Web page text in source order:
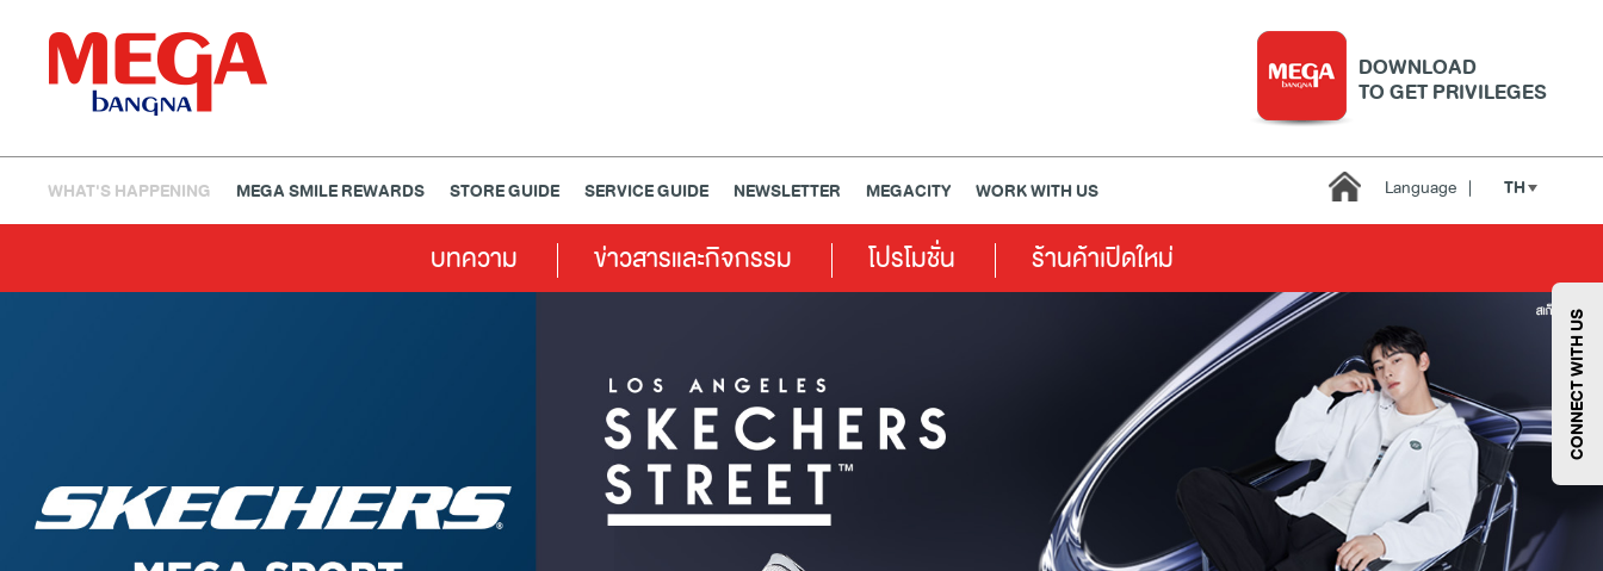
DOWNLOAD
TO GET PRIVILEGES
WHAT'S HAPPENING MEGA SMILE REWARDS STORE GUIDE SERVICE GUIDE NEWSLETTER MEGACITY WORK WITH US Language | TH
ธนาคาร ร้านอาหาร เอ็นเตอร์เทนเม้นท์ แฟชั่น เครื่องประดับ การตกแต่งบ้าน แม่และเด็ก ไลฟ์สไตล์ บริการ เมกา สมาร์ท คิดส์ กีฬา
ซูเปอร์มาร์เก็ต
แฟชั่น@Megabangna
CONNECT WITH US
บทความ ข่าวสารและกิจกรรม โปรโมชั่น ร้านค้าเปิดใหม่